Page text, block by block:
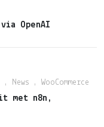
OpenAI
, News , WooCommerce
met n8n,